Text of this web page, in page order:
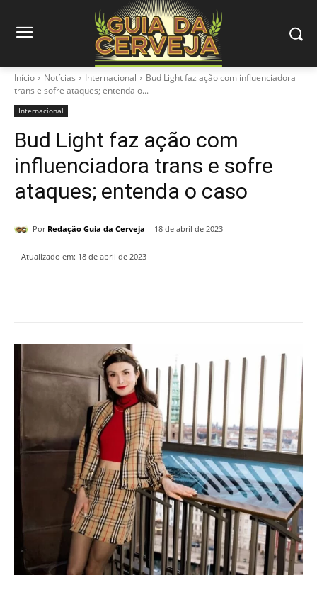
Início Notícias Internacional
Bud Light faz ação com influenciadora
trans e sofre ataques; entenda o...
Internacional
Bud Light faz ação com
influenciadora trans e sofre
ataques; entenda o caso
Por Redação Guia da Cerveja 18 de abril de 2023
Atualizado em: 18 de abril de 2023